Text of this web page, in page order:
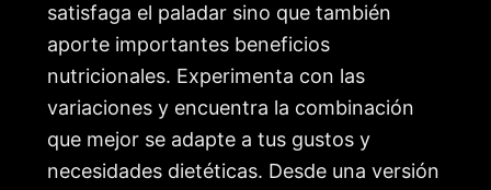
satisfaga el paladar sino que también
aporte importantes beneficios
nutricionales. Experimenta con las
variaciones y encuentra la combinación
que mejor se adapte a tus gustos y
necesidades dietéticas. Desde una versión